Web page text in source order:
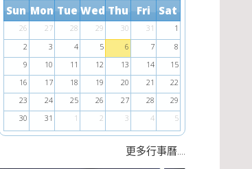
Sun Mon Tue Wed Thu Fri Sat
26 27 28 29 30 31
1
2
3 4 5 6 7
8
9
10 11 12 13 14
15
16
17 18 19 20 21
22
23
24 25 26 27 28
29
30
31 1 2 3 4 5
更多行事曆....